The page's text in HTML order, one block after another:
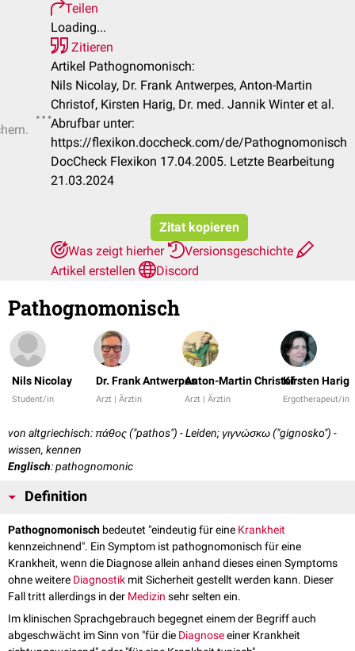
Teilen
Loading...
Zitieren
Artikel Pathognomonisch:
Nils Nicolay, Dr. Frank Antwerpes, Anton-Martin
Christof, Kirsten Harig, Dr. med. Jannik Winter et al.
Abrufbar unter:
https://flexikon.doccheck.com/de/Pathognomonisch
DocCheck Flexikon 17.04.2005. Letzte Bearbeitung
21.03.2024
Zitat kopieren
Was zeigt hierher
Versionsgeschichte
Artikel erstellen
Discord
Pathognomonisch
Nils Nicolay
Student/in
Dr. Frank Antwerpes
Arzt | Ärztin
Anton-Martin Christof
Arzt | Ärztin
Kirsten Harig
Ergotherapeut/in
von altgriechisch: πάθος ("pathos") - Leiden; γιγνώσκω ("gignosko") -
wissen, kennen
Englisch: pathognomonic
Definition
Pathognomonisch bedeutet "eindeutig für eine Krankheit
kennzeichnend". Ein Symptom ist pathognomonisch für eine
Krankheit, wenn die Diagnose allein anhand dieses einen Symptoms
ohne weitere Diagnostik mit Sicherheit gestellt werden kann. Dieser
Fall tritt allerdings in der Medizin sehr selten ein.
Im klinischen Sprachgebrauch begegnet einem der Begriff auch
abgeschwächt im Sinn von "für die Diagnoseeiner Krankheit